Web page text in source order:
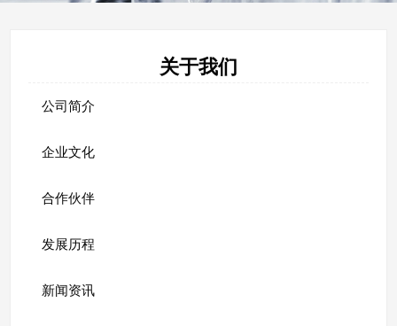
关于我们
公司简介
企业文化
合作伙伴
发展历程
新闻资讯